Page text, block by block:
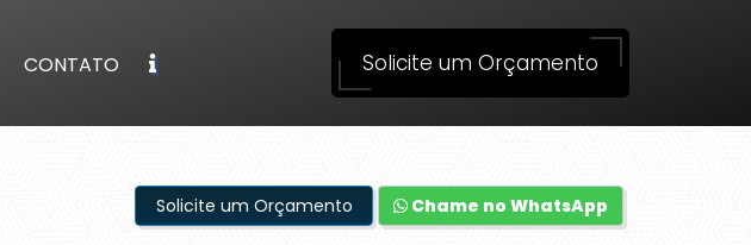
CONTATO Solicite um Orçamento
Solicite um Orçamento Chame no WhatsApp